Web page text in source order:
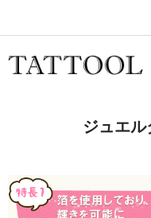
ジュエ